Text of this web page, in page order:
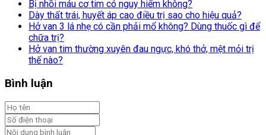
Bị nhồi máu cơ tim có nguy hiểm không?
Dày thất trái, huyết áp cao điều trị sao cho hiệu quả?
Hở van 3 lá nhẹ có cần phải mổ không? Dùng thuốc gì để
chữa trị?
Hở van tim thường xuyên đau ngực, khó thở, mệt mỏi trị
thế nào?
Bình luận